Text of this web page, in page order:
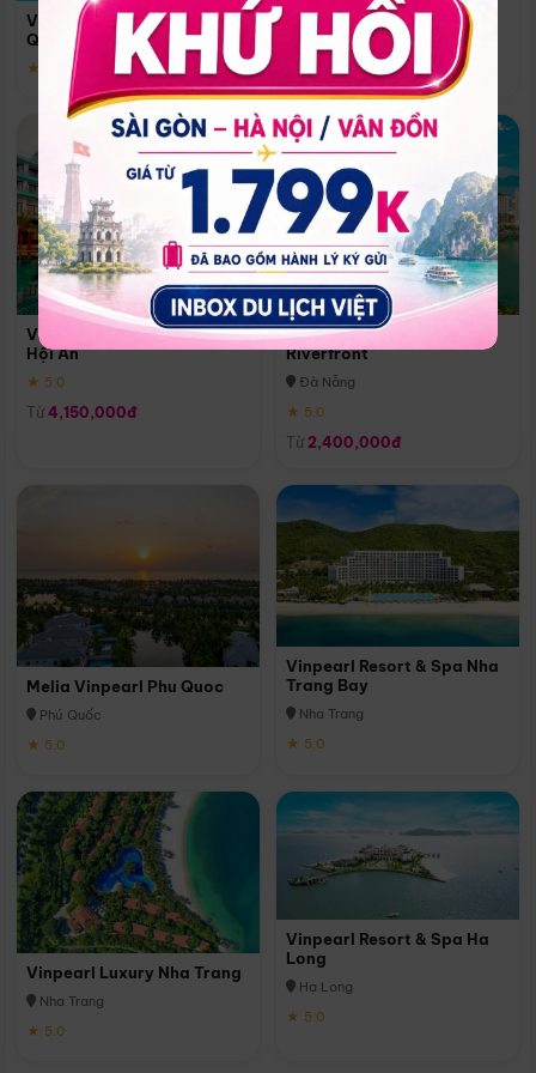
Vinpearl Resort & Spa Phu
Quoc
★ 5.0
Quoc
Phú Quốc
★ 5.0
Vinpearl Resort & Golf Nam
Hội An
★ 5.0
Từ 4,150,000đ
Melia Vinpearl Danang
Riverfront
Đà Nẵng
★ 5.0
Từ 2,400,000đ
Melia Vinpearl Phu Quoc
Phú Quốc
★ 5.0
Vinpearl Resort & Spa Nha
Trang Bay
Nha Trang
★ 5.0
Vinpearl Luxury Nha Trang
Nha Trang
★ 5.0
Vinpearl Resort & Spa Ha
Long
Hạ Long
★ 5.0